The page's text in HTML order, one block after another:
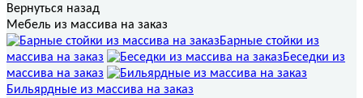
Вернуться назад
Мебель из массива на заказ
Барные стойки из
массива на заказ
Беседки из
массива на заказ
Бильярдные из массива на заказ